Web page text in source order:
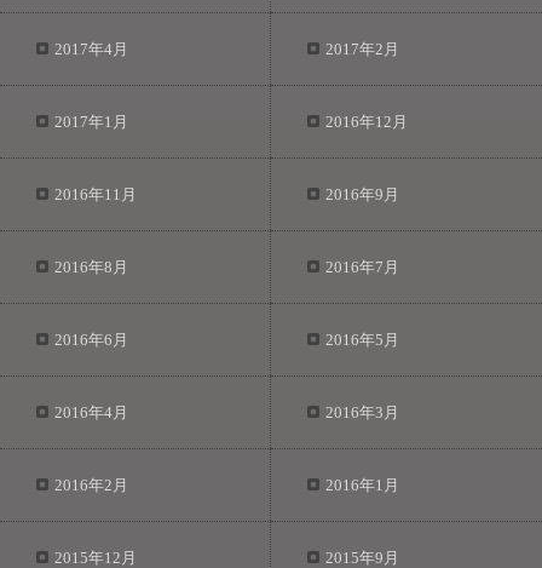
2017年4月 2017年2月
2017年1月 2016年12月
2016年11月 2016年9月
2016年8月 2016年7月
2016年6月 2016年5月
2016年4月 2016年3月
2016年2月 2016年1月
2015年12月 2015年9月